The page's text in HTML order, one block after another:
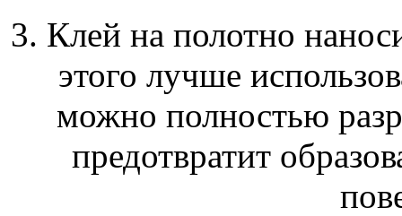
3. Клей на полотно
этого лучше
можно полностью
предотвратит